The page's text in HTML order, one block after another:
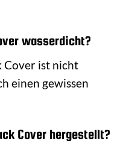
wasserdicht?
Cover ist nicht
einen gewissen
Cover hergestellt?